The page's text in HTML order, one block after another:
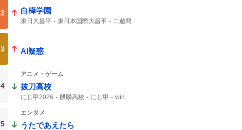
2 白樺学園
東日大昌平 東日本国際大昌平
二遊間
3 AI疑惑
4
アニメ・ゲーム
抜刀高校
にじ甲2026 麒麟高校 にじ甲 win
5
エンタメ
うたであえたら